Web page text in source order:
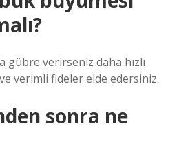
gübre verirseniz daha hızlı
verimli fideler elde edersiniz.
sonra ne